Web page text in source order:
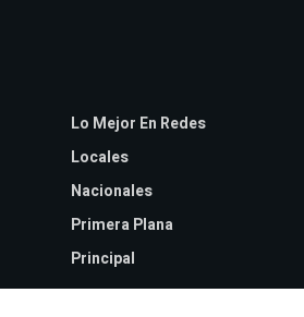
Lo Mejor En Redes
Locales
Nacionales
Primera Plana
Principal